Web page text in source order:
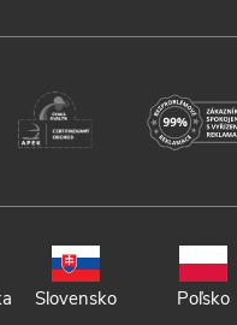
Slovensko Poľsko